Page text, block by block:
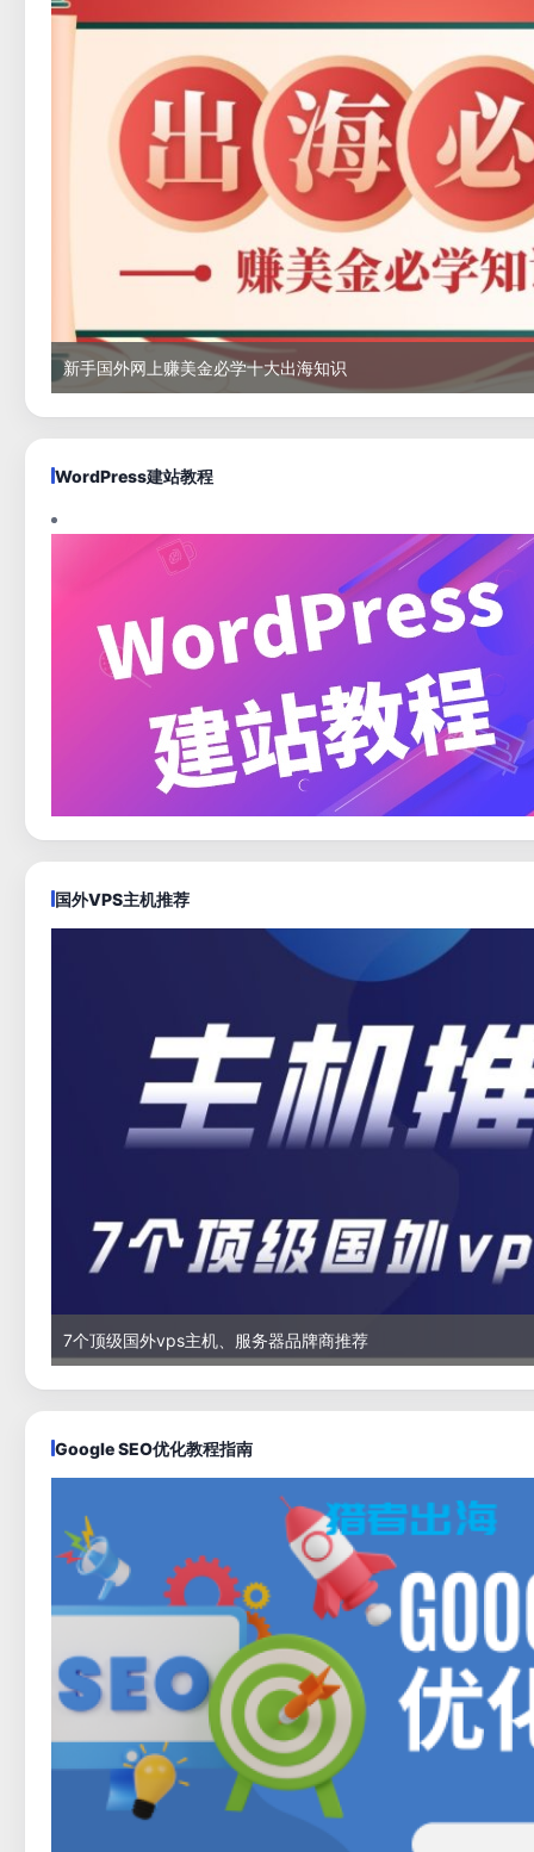
新手国外网上赚美金必学十大出海知识
WordPress建站教程
国外VPS主机推荐
7个顶级国外vps主机、服务器品牌商推荐
Google SEO优化教程指南